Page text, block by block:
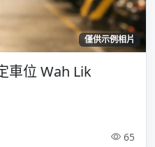
僅供示例相片
車位 Wah Lik
65